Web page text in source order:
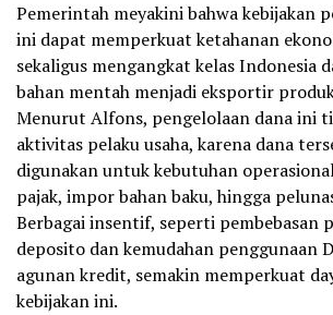
Pemerintah meyakini bahwa kebijakan
ini dapat memperkuat ketahanan
sekaligus mengangkat kelas Indonesia
bahan mentah menjadi eksportir
Menurut Alfons, pengelolaan dana ini
aktivitas pelaku usaha, karena dana
digunakan untuk kebutuhan
pajak, impor bahan baku, hingga
Berbagai insentif, seperti pembebasan
deposito dan kemudahan penggunaan
agunan kredit, semakin memperkuat
kebijakan ini.